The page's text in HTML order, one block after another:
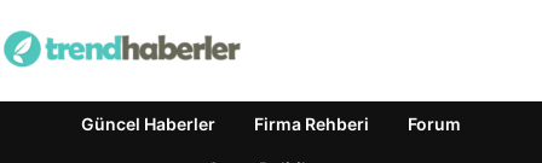
Güncel Haberler Firma Rehberi Forum